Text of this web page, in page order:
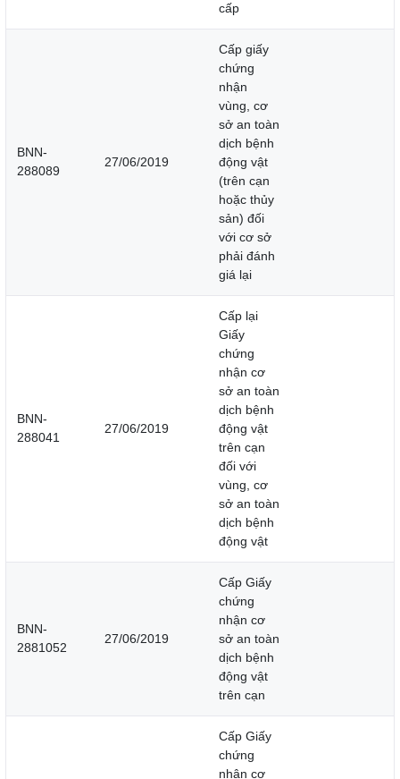
cấp
BNN-
288089
27/06/2019
Cấp giấy
chứng
nhận
vùng, cơ
sở an toàn
dịch bệnh
động vật
(trên cạn
hoặc thủy
sản) đối
với cơ sở
phải đánh
giá lại
BNN-
288041
27/06/2019
Cấp lại
Giấy
chứng
nhận cơ
sở an toàn
dịch bệnh
động vật
trên cạn
đối với
vùng, cơ
sở an toàn
dịch bệnh
động vật
BNN-
2881052
27/06/2019
Cấp Giấy
chứng
nhận cơ
sở an toàn
dịch bệnh
động vật
trên cạn
Cấp Giấy
chứng
nhận cơ